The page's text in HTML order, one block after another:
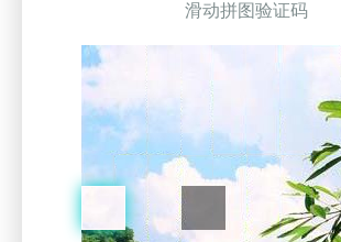
滑动拼图验证码